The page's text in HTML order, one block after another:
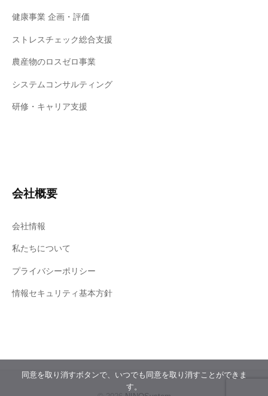
健康事業 企画・評価
ストレスチェック総合支援
農産物のロスゼロ事業
システムコンサルティング
研修・キャリア支援
会社概要
会社情報
私たちについて
プライバシーポリシー
情報セキュリティ基本方針
同意を取り消すボタンで、いつでも同意を取り消すことができま
す。